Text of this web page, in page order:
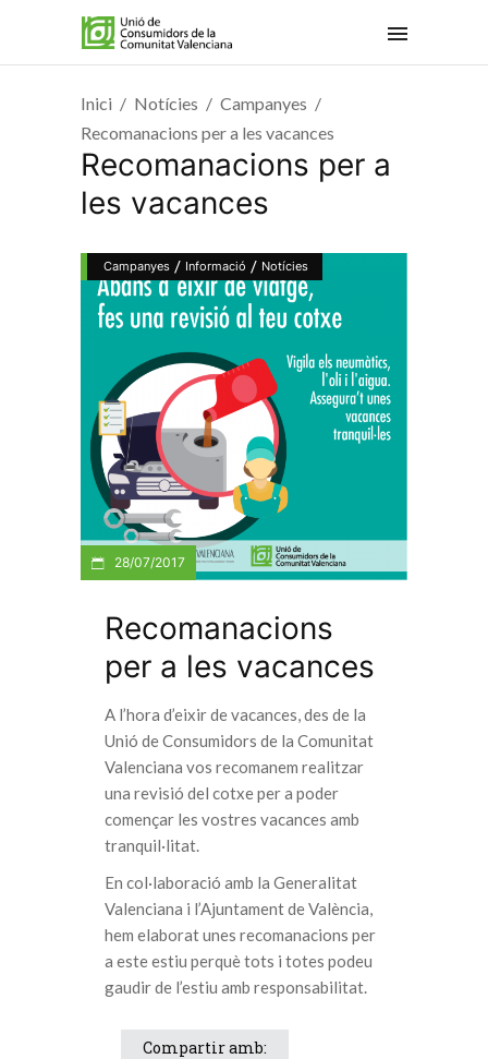
Inici Notícies
Campanyes
Recomanacions per a les vacances
Recomanacions per a
les vacances
Campanyes / Informació / Notícies
28/07/2017
Recomanacions
per a les vacances
A l’hora d’eixir de vacances, des de la
Unió de Consumidors de la Comunitat
Valenciana vos recomanem realitzar
una revisió del cotxe per a poder
començar les vostres vacances amb
tranquil·litat.
En col·laboració amb la Generalitat
Valenciana i l’Ajuntament de València,
hem elaborat unes recomanacions per
a este estiu perquè tots i totes podeu
gaudir de l’estiu amb responsabilitat.
Compartir amb: